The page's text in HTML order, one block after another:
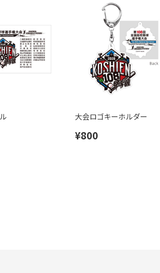
大会ロゴキーホルダー
¥800